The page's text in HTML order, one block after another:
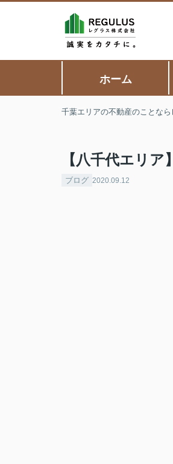
ホーム
千葉エリアの不動産のことな
【八千代エリ
ブログ 2020.09.12